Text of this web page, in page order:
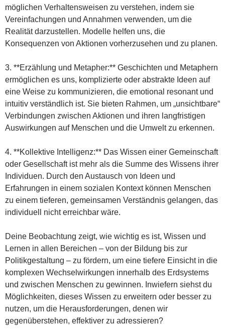
möglichen Verhaltensweisen zu verstehen, indem sie
Vereinfachungen und Annahmen verwenden, um die
Realität darzustellen. Modelle helfen uns, die
Konsequenzen von Aktionen vorherzusehen und zu planen.
3. **Erzählung und Metapher:** Geschichten und Metaphern
ermöglichen es uns, komplizierte oder abstrakte Ideen auf
eine Weise zu kommunizieren, die emotional resonant und
intuitiv verständlich ist. Sie bieten Rahmen, um „unsichtbare“
Verbindungen zwischen Aktionen und ihren langfristigen
Auswirkungen auf Menschen und die Umwelt zu erkennen.
4. **Kollektive Intelligenz:** Das Wissen einer Gemeinschaft
oder Gesellschaft ist mehr als die Summe des Wissens ihrer
Individuen. Durch den Austausch von Ideen und
Erfahrungen in einem sozialen Kontext können Menschen
zu einem tieferen, gemeinsamen Verständnis gelangen, das
individuell nicht erreichbar wäre.
Deine Beobachtung zeigt, wie wichtig es ist, Wissen und
Lernen in allen Bereichen – von der Bildung bis zur
Politikgestaltung – zu fördern, um eine tiefere Einsicht in die
komplexen Wechselwirkungen innerhalb des Erdsystems
und zwischen Menschen zu gewinnen. Inwiefern siehst du
Möglichkeiten, dieses Wissen zu erweitern oder besser zu
nutzen, um die Herausforderungen, denen wir
gegenüberstehen, effektiver zu adressieren?